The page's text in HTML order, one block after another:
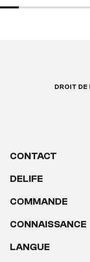
DROIT
CONTACT
DELIFE
COMMANDE
CONNAISSANCE
LANGUE